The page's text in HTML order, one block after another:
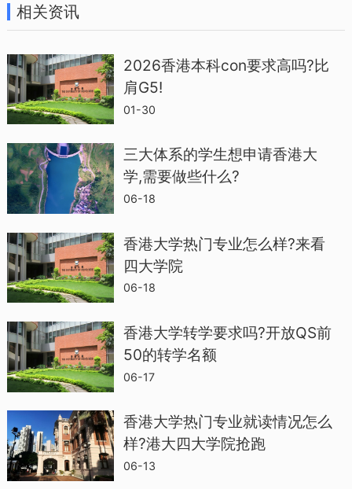
教学：雅思7，写作7，其他5.5
香港中文大学
研究生院统一要求雅思6.5，单项没有明确
规定，个别特殊要求的有：
全球传播：雅思7英语应用语言学：雅思
7，小分6.5JD：雅思7.5
香港城市大学
有明确规定。
英语研究：雅思7
香港理工大学
大部分专业都是要求雅思6分，单项没有明
相关资讯
2026香港本科con要求高吗?比
肩G5!
01-30
三大体系的学生想申请香港大
学,需要做些什么?
06-18
香港大学热门专业怎么样?来看
四大学院
06-18
香港大学转学要求吗?开放QS前
50的转学名额
06-17
香港大学热门专业就读情况怎么
样?港大四大学院抢跑
06-13